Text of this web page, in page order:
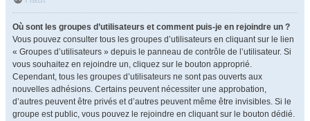
Où sont les groupes d’utilisateurs et comment puis-je en rejoindre un ?
Vous pouvez consulter tous les groupes d’utilisateurs en cliquant sur le lien
« Groupes d’utilisateurs » depuis le panneau de contrôle de l’utilisateur. Si
vous souhaitez en rejoindre un, cliquez sur le bouton approprié.
Cependant, tous les groupes d’utilisateurs ne sont pas ouverts aux
nouvelles adhésions. Certains peuvent nécessiter une approbation,
d’autres peuvent être privés et d’autres peuvent même être invisibles. Si le
groupe est public, vous pouvez le rejoindre en cliquant sur le bouton dédié.